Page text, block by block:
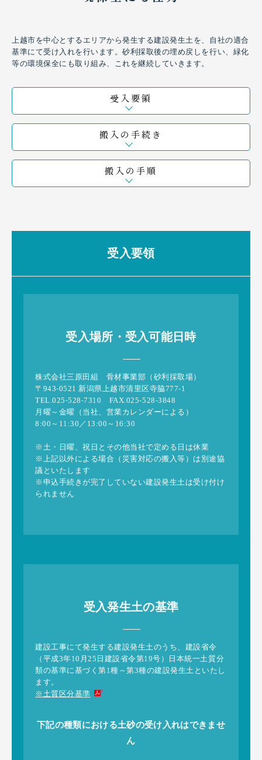
上越市を中心とするエリアから発生する建設発生土を、自社の適合
基準にて受け入れを行います。砂利採取後の埋め戻しを行い、緑化
等の環境保全にも取り組み、これを継続していきます。
受入要領
搬入の手続き
搬入の手順
受入要領
受入場所・受入可能日時
株式会社三原田組 骨材事業部（砂利採取場）
〒943-0521 新潟県上越市清里区寺脇777-1
TEL.025-528-7310 FAX.025-528-3848
月曜～金曜（当社、営業カレンダーによる）
8:00～11:30／13:00～16:30
※土・日曜、祝日とその他当社で定める日は休業
※上記以外による場合（災害対応の搬入等）は別途協
議といたします
※申込手続きが完了していない建設発生土は受け付け
られません
受入発生土の基準
建設工事にて発生する建設発生土のうち、建設省令
（平成3年10月25日建設省令第19号）日本統一土質分
類の基準に基づく第1種～第3種の建設発生土といたし
ます。
※土質区分基準
下記の種類における土砂の受け入れはできませ
ん